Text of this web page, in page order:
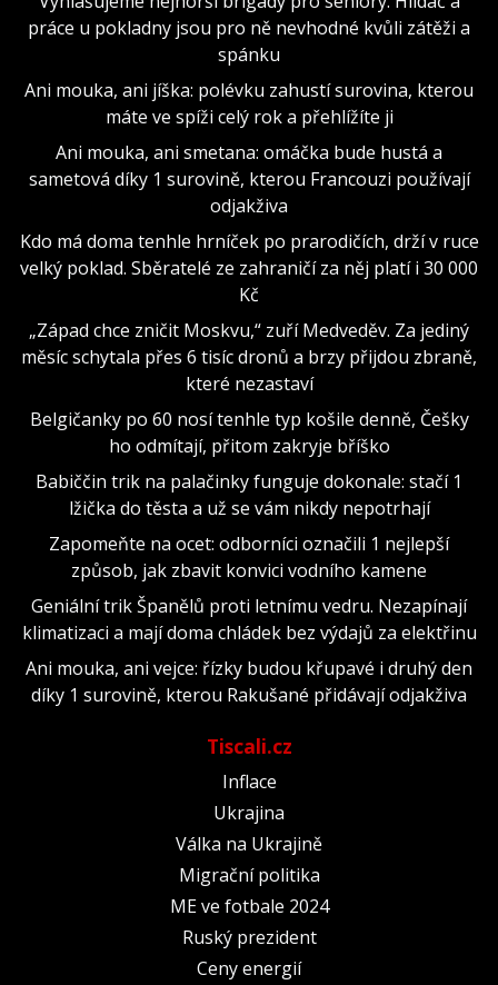
práce u pokladny jsou pro ně nevhodné kvůli zátěži a
spánku
Ani mouka, ani jíška: polévku zahustí surovina, kterou
máte ve spíži celý rok a přehlížíte ji
Ani mouka, ani smetana: omáčka bude hustá a
sametová díky 1 surovině, kterou Francouzi používají
odjakživa
Kdo má doma tenhle hrníček po prarodičích, drží v ruce
velký poklad. Sběratelé ze zahraničí za něj platí i 30 000
Kč
„Západ chce zničit Moskvu,“ zuří Medveděv. Za jediný
měsíc schytala přes 6 tisíc dronů a brzy přijdou zbraně,
které nezastaví
Belgičanky po 60 nosí tenhle typ košile denně, Češky
ho odmítají, přitom zakryje bříško
Babiččin trik na palačinky funguje dokonale: stačí 1
lžička do těsta a už se vám nikdy nepotrhají
Zapomeňte na ocet: odborníci označili 1 nejlepší
způsob, jak zbavit konvici vodního kamene
Geniální trik Španělů proti letnímu vedru. Nezapínají
klimatizaci a mají doma chládek bez výdajů za elektřinu
Ani mouka, ani vejce: řízky budou křupavé i druhý den
díky 1 surovině, kterou Rakušané přidávají odjakživa
Tiscali.cz
Inflace
Ukrajina
Válka na Ukrajině
Migrační politika
ME ve fotbale 2024
Ruský prezident
Ceny energií